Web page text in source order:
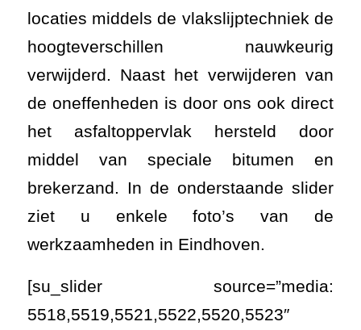
locaties middels de vlakslijptechniek de
hoogteverschillen nauwkeurig
verwijderd. Naast het verwijderen van
de oneffenheden is door ons ook direct
het asfaltoppervlak hersteld door
middel van speciale bitumen en
brekerzand. In de onderstaande slider
ziet u enkele foto’s van de
werkzaamheden in Eindhoven.
[su_slider source=”media:
5518,5519,5521,5522,5520,5523″